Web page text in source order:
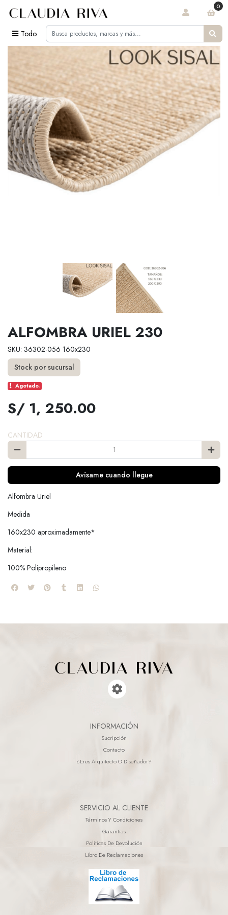
Todo
0
ALFOMBRA URIEL 230
SKU: 36302-056 160x230
Stock por sucursal
Agotado.
S/ 1, 250.00
CANTIDAD
Avísame cuando llegue
Alfombra Uriel
Medida
160x230 aproximadamente*
Material:
100% Polipropileno
INFORMACIÓN
Sucripción
Contacto
¿eres Arquitecto O Diseñador?
SERVICIO AL CLIENTE
Términos Y Condiciones
Garantias
Políticas De Devolución
Libro De Reclamaciones